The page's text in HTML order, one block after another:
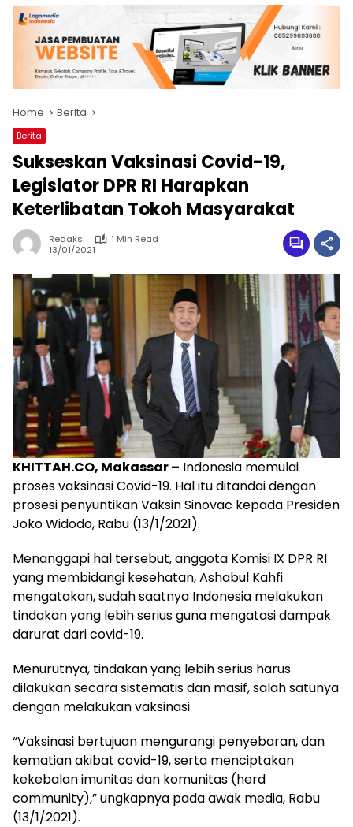
Home Berita
Berita
Sukseskan Vaksinasi Covid-19,
Legislator DPR RI Harapkan
Keterlibatan Tokoh Masyarakat
Redaksi
1 Min Read
13/01/2021
KHITTAH.CO, Makassar – Indonesia memulai
proses vaksinasi Covid-19. Hal itu ditandai dengan
prosesi penyuntikan Vaksin Sinovac kepada Presiden
Joko Widodo, Rabu (13/1/2021).
Menanggapi hal tersebut, anggota Komisi IX DPR RI
yang membidangi kesehatan, Ashabul Kahfi
mengatakan, sudah saatnya Indonesia melakukan
tindakan yang lebih serius guna mengatasi dampak
darurat dari covid-19.
Menurutnya, tindakan yang lebih serius harus
dilakukan secara sistematis dan masif, salah satunya
dengan melakukan vaksinasi.
“Vaksinasi bertujuan mengurangi penyebaran, dan
kematian akibat covid-19, serta menciptakan
kekebalan imunitas dan komunitas (herd
community),” ungkapnya pada awak media, Rabu
(13/1/2021).